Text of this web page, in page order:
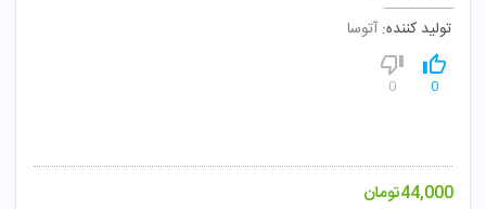
تولید کننده: آتوسا
0
0
44,000تومان